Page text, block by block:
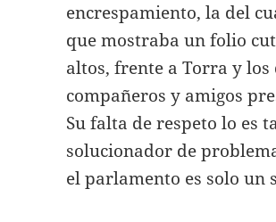
encrespamiento, la del
que mostraba un folio
altos, frente a Torra y
compañeros y amigos
Su falta de respeto lo es
solucionador de
el parlamento es solo un